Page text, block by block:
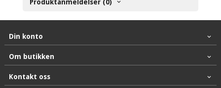
Produktanmeldelser (0)
Din konto
Om butikken
Kontakt oss